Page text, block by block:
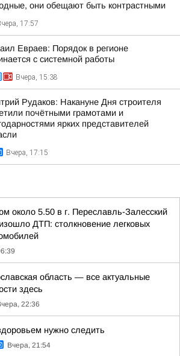
они обещают быть контрастными
17:57
Евраев: Порядок в регионе
с системной работы
Вчера, 15:38
Рудаков: Накануне Дня строителя
почётными грамотами и
ярких представителей
Вчера, 17:15
около 5.50 в г. Переславль-Залесский
ДТП: столкновение легковых
область — все актуальные
здесь
22:36
нужно следить
Вчера, 21:54